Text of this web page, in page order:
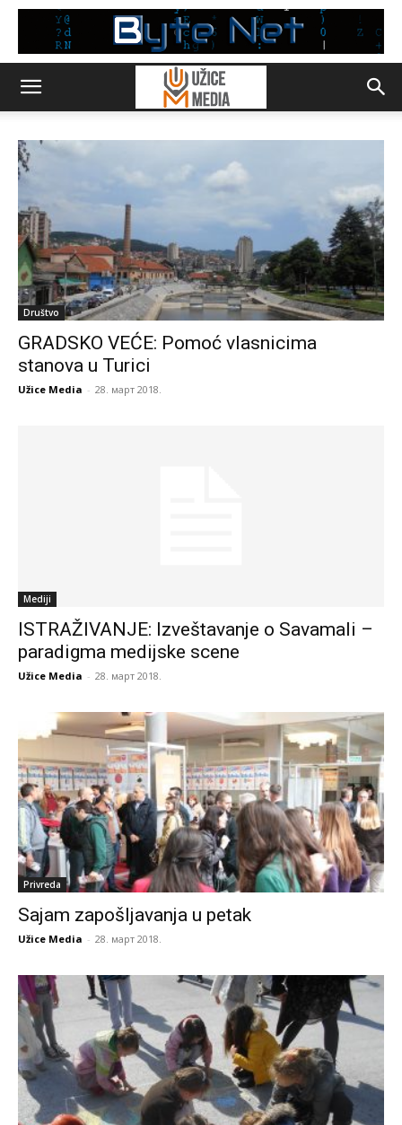
Društvo
GRADSKO VEĆE: Pomoć vlasnicima
stanova u Turici
Užice Media - 28. март 2018.
Mediji
ISTRAŽIVANJE: Izveštavanje o Savamali –
paradigma medijske scene
Užice Media - 28. март 2018.
Privreda
Sajam zapošljavanja u petak
Užice Media - 28. март 2018.